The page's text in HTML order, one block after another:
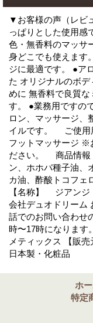
▼お客様の声（レビ
っぱりとした使用感
色・無香料のマッサ
身どこでも使えます
ジに最適です。 ●ア
た オリジナルのボ
めに 無香料で良質な
す。 ●業務用ですの
ロン、マッサージ、
イルです。 ご使用
フットマッサージ ※
ださい。 商品情報
ン、ホホバ種子油、
カ油、酢酸トコフ
【名称】 ジアン
会社デュオドリーム
話でのお問い合わ
時〜17時になりま
メティックス 【販
日本製・化粧品
ホ
特定